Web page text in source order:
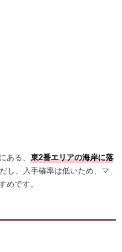
ある、 東2番エリアの海岸に落
し、入手確率は低いため、マ
めです。